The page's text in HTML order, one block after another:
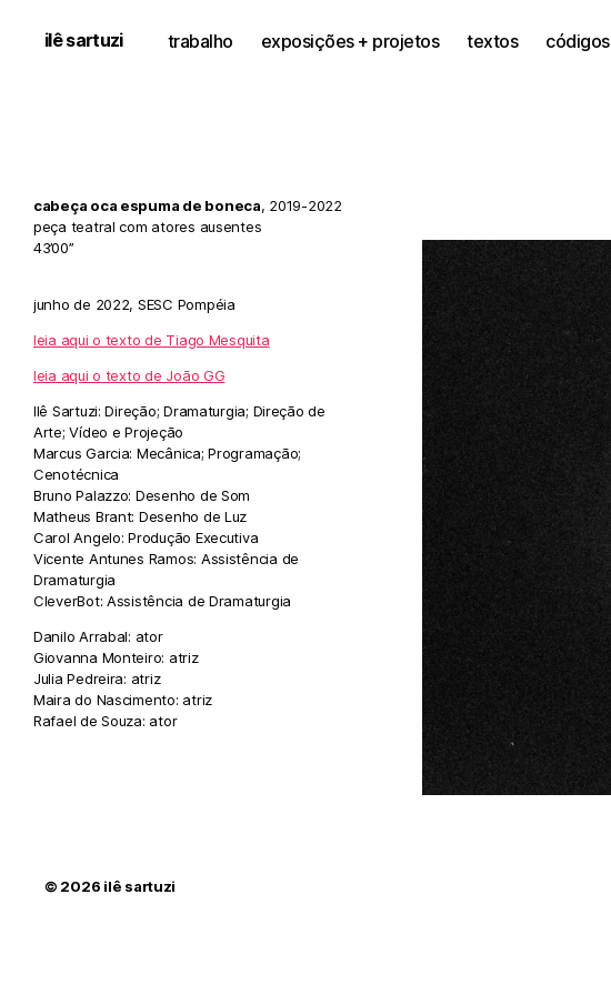
ilê sartuzi trabalho exposições + projetos textos códigos
cabeça oca espuma de boneca, 2019-2022
peça teatral com atores ausentes
43’00”
junho de 2022, SESC Pompéia
leia aqui o texto de Tiago Mesquita
leia aqui o texto de João GG
Ilê Sartuzi: Direção; Dramaturgia; Direção de
Arte; Vídeo e Projeção
Marcus Garcia: Mecânica; Programação;
Cenotécnica
Bruno Palazzo: Desenho de Som
Matheus Brant: Desenho de Luz
Carol Angelo: Produção Executiva
Vicente Antunes Ramos: Assistência de
Dramaturgia
CleverBot: Assistência de Dramaturgia
Danilo Arrabal: ator
Giovanna Monteiro: atriz
Julia Pedreira: atriz
Maira do Nascimento: atriz
Rafael de Souza: ator
© 2026 ilê sartuzi